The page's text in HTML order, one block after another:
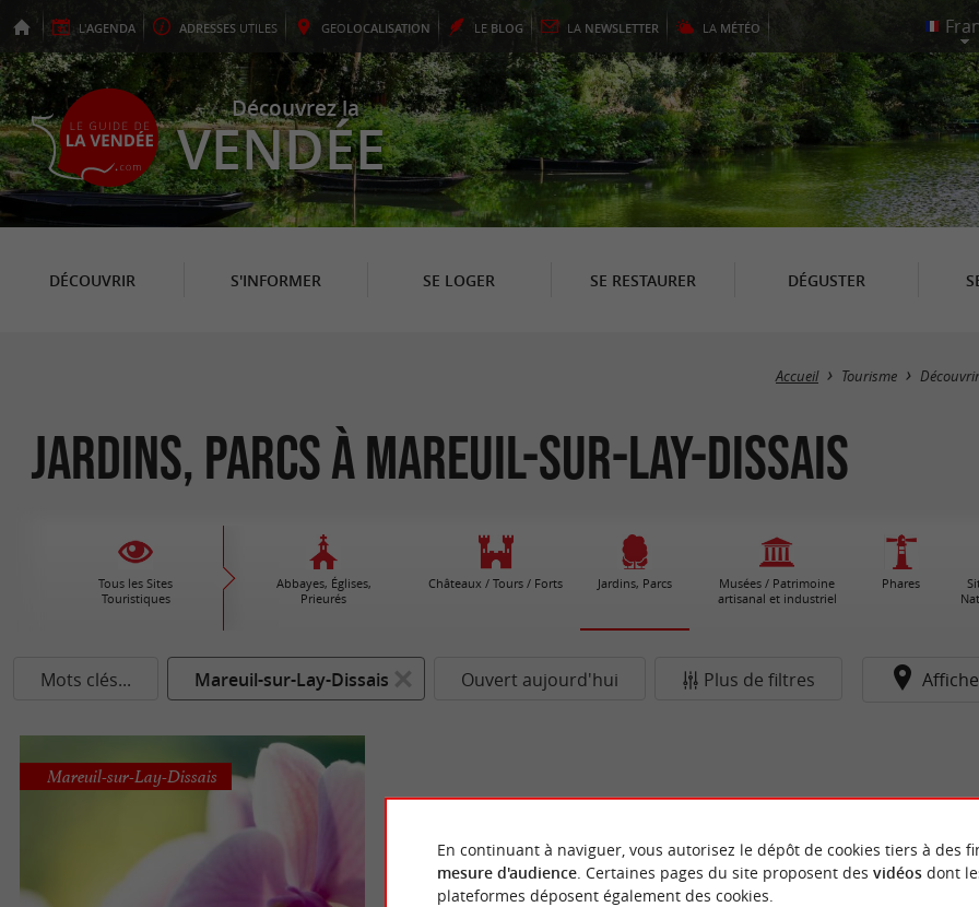
L'AGENDA ADRESSES UTILES GEOLOCALISATION LE BLOG LA NEWSLETTER LA MÉTÉO
Découvrez la
VENDÉE
DÉCOUVRIR S'INFORMER SE LOGER SE RESTAURER DÉGUSTER
Accueil Tourisme Découvrir
Jardins, Parcs à Mareuil-sur-Lay-Dissais
Tous les Sites
Touristiques
Abbayes, Églises,
Prieurés
Châteaux / Tours / Forts Jardins, Parcs
Musées / Patrimoine
artisanal et industriel
Phares
Mots clés... Mareuil-sur-Lay-Dissais Ouvert aujourd'hui Plus de filtres
Mareuil-sur-Lay-Dissais
En continuant à naviguer, vous autorisez le dépôt de cookies tiers à des
mesure d'audience. Certaines pages du site proposent des vidéosdont
plateformes déposent également des cookies.